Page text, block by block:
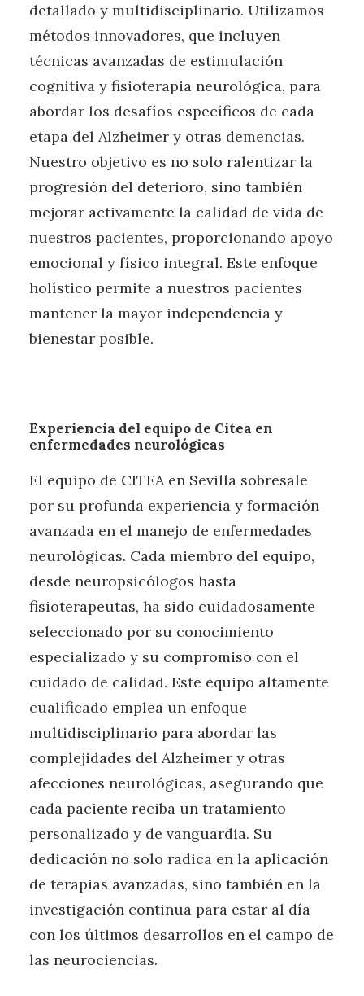
detallado y multidisciplinario. Utilizamos
métodos innovadores, que incluyen
técnicas avanzadas de estimulación
cognitiva y fisioterapia neurológica, para
abordar los desafíos específicos de cada
etapa del Alzheimer y otras demencias.
Nuestro objetivo es no solo ralentizar la
progresión del deterioro, sino también
mejorar activamente la calidad de vida de
nuestros pacientes, proporcionando apoyo
emocional y físico integral. Este enfoque
holístico permite a nuestros pacientes
mantener la mayor independencia y
bienestar posible.
Experiencia del equipo de Citea en
enfermedades neurológicas
El equipo de CITEA en Sevilla sobresale
por su profunda experiencia y formación
avanzada en el manejo de enfermedades
neurológicas. Cada miembro del equipo,
desde neuropsicólogos hasta
fisioterapeutas, ha sido cuidadosamente
seleccionado por su conocimiento
especializado y su compromiso con el
cuidado de calidad. Este equipo altamente
cualificado emplea un enfoque
multidisciplinario para abordar las
complejidades del Alzheimer y otras
afecciones neurológicas, asegurando que
cada paciente reciba un tratamiento
personalizado y de vanguardia. Su
dedicación no solo radica en la aplicación
de terapias avanzadas, sino también en la
investigación continua para estar al día
con los últimos desarrollos en el campo de
las neurociencias.